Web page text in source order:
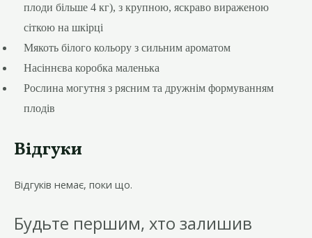
плоди більше 4 кг), з крупною, яскраво вираженою
сіткою на шкірці
Мякоть білого кольору з сильним ароматом
Насіннєва коробка маленька
Рослина могутня з рясним та дружнім формуванням
плодів
Відгуки
Відгуків немає, поки що.
Будьте першим, хто залишив